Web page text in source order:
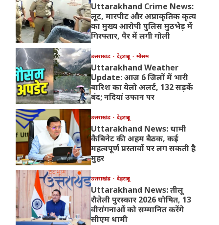
Uttarakhand Crime News:
लूट, मारपीट और अप्राकृतिक कृत्य
का मुख्य आरोपी पुलिस मुठभेड़ में
गिरफ्तार, पैर में लगी गोली
उत्तराखंड देहरादून मौसम
Uttarakhand Weather
Update: आज 6 जिलों में भारी
बारिश का येलो अलर्ट, 132 सड़कें
बंद; नदियां उफान पर
उत्तराखंड देहरादून
Uttarakhand News: धामी
कैबिनेट की अहम बैठक, कई
महत्वपूर्ण प्रस्तावों पर लग सकती है
मुहर
उत्तराखंड देहरादून
Uttarakhand News: तीलू
रौतेली पुरस्कार 2026 घोषित, 13
वीरांगनाओं को सम्मानित करेंगे
सीएम धामी